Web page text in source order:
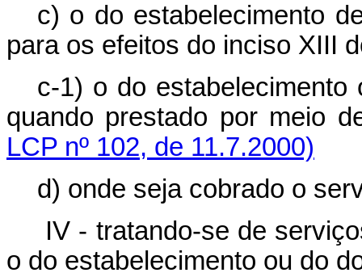
c) o do estabelecimento
para os efeitos do inciso XIII
c-1) o do
quando prestado por
LCP nº 102, de 11.7.2000)
d) onde seja cobrado o
IV - tratando-se de
o do estabelecimento ou do